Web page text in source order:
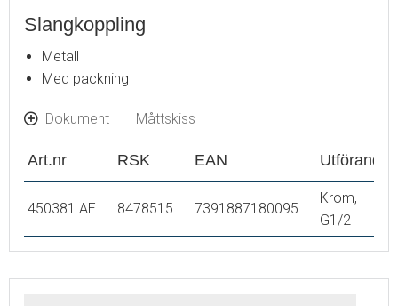
Slangkoppling
Metall
Med packning
Dokument Måttskiss
Art.nr RSK EAN Utförande
450381.AE 8478515 7391887180095
Krom,
G1/2